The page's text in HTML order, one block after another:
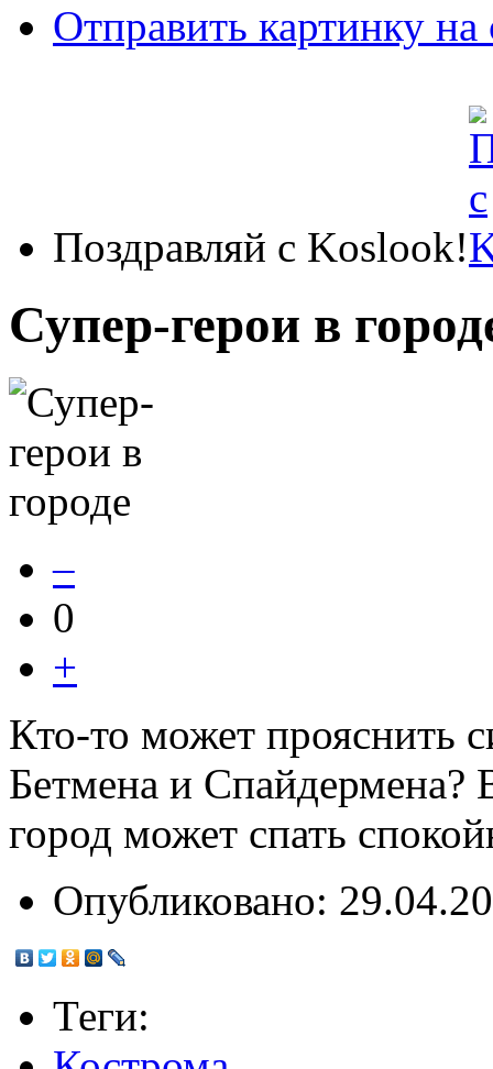
Отправить картинку на
Поздравляй с Koslook!
Супер-герои в
–
0
+
Кто-то может прояснить
Бетмена и Спайдермена?
город может спать
Опубликовано:
Теги: